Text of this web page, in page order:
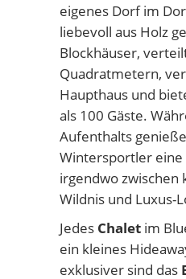
eigenes Dorf im
liebevoll aus Holz
Blockhäuser,
Quadratmetern,
Haupthaus und
als 100 Gäste.
Aufenthalts
Wintersportler
irgendwo zwischen
Wildnis und Luxus-
Jedes Chalet im
ein kleines
exklusiver sind das